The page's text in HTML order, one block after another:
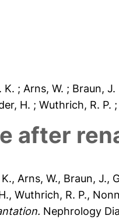
K. ; Arns, W. ; Braun, J.
H. ; Wuthrich, R. P.
after
, Arns, W., Braun, J.,
, Wuthrich, R. P.,
Nephrology